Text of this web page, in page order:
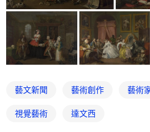
藝文新聞 藝術創作 藝術
視覺藝術 達文西